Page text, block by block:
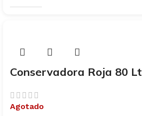
Conservadora Roja 80
Agotado